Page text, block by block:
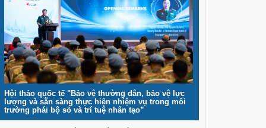
Hội thảo quốc tế "Bảo vệ thường dân, bảo vệ lực
lượng và sẵn sàng thực hiện nhiệm vụ trong môi
trường phái bộ số và trí tuệ nhân tạo”